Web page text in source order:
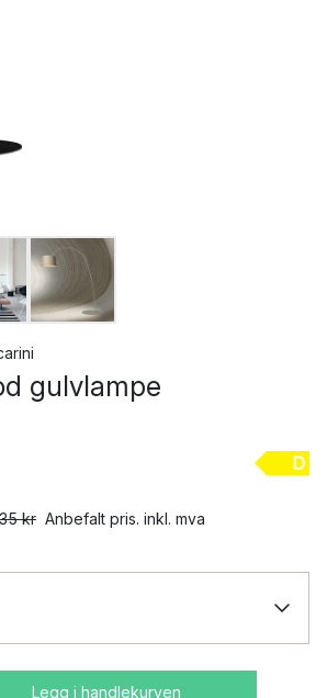
gulvlampe
D
kr Anbefalt pris. inkl. mva
Legg i handlekurven